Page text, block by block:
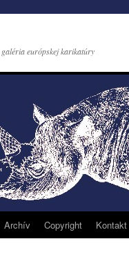
galéria európskej karikatúry
Archív Copyright Kontakt